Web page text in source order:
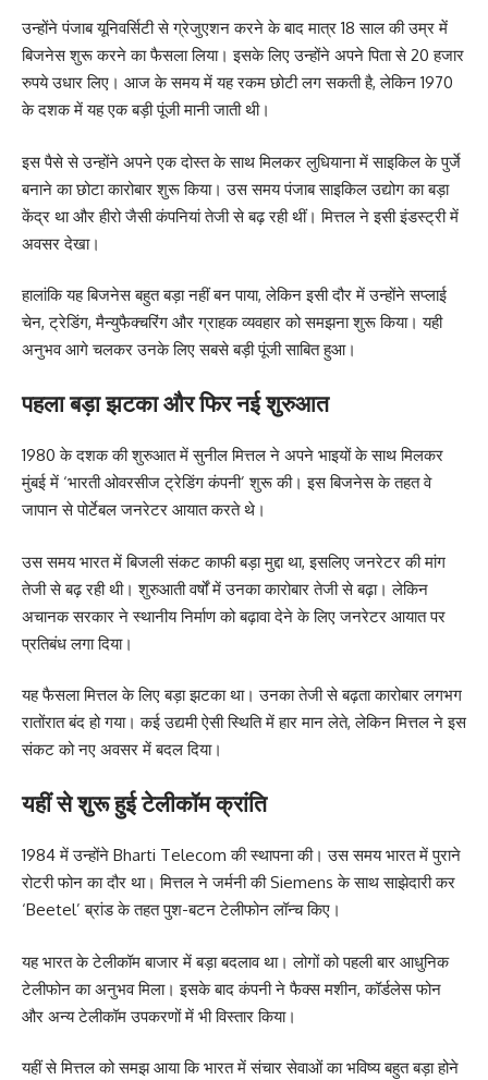
उन्होंने पंजाब यूनिवर्सिटी से ग्रेजुएशन करने के बाद मात्र 18 साल की उम्र में
बिजनेस शुरू करने का फैसला लिया। इसके लिए उन्होंने अपने पिता से 20 हजार
रुपये उधार लिए। आज के समय में यह रकम छोटी लग सकती है, लेकिन 1970
के दशक में यह एक बड़ी पूंजी मानी जाती थी।
इस पैसे से उन्होंने अपने एक दोस्त के साथ मिलकर लुधियाना में साइकिल के पुर्जे
बनाने का छोटा कारोबार शुरू किया। उस समय पंजाब साइकिल उद्योग का बड़ा
केंद्र था और हीरो जैसी कंपनियां तेजी से बढ़ रही थीं। मित्तल ने इसी इंडस्ट्री में
अवसर देखा।
हालांकि यह बिजनेस बहुत बड़ा नहीं बन पाया, लेकिन इसी दौर में उन्होंने सप्लाई
चेन, ट्रेडिंग, मैन्युफैक्चरिंग और ग्राहक व्यवहार को समझना शुरू किया। यही
अनुभव आगे चलकर उनके लिए सबसे बड़ी पूंजी साबित हुआ।
पहला बड़ा झटका और फिर नई शुरुआत
1980 के दशक की शुरुआत में सुनील मित्तल ने अपने भाइयों के साथ मिलकर
मुंबई में ‘भारती ओवरसीज ट्रेडिंग कंपनी’ शुरू की। इस बिजनेस के तहत वे
जापान से पोर्टेबल जनरेटर आयात करते थे।
उस समय भारत में बिजली संकट काफी बड़ा मुद्दा था, इसलिए जनरेटर की मांग
तेजी से बढ़ रही थी। शुरुआती वर्षों में उनका कारोबार तेजी से बढ़ा। लेकिन
अचानक सरकार ने स्थानीय निर्माण को बढ़ावा देने के लिए जनरेटर आयात पर
प्रतिबंध लगा दिया।
यह फैसला मित्तल के लिए बड़ा झटका था। उनका तेजी से बढ़ता कारोबार लगभग
रातोंरात बंद हो गया। कई उद्यमी ऐसी स्थिति में हार मान लेते, लेकिन मित्तल ने इस
संकट को नए अवसर में बदल दिया।
यहीं से शुरू हुई टेलीकॉम क्रांति
1984 में उन्होंने Bharti Telecom की स्थापना की। उस समय भारत में पुराने
रोटरी फोन का दौर था। मित्तल ने जर्मनी की Siemens के साथ साझेदारी कर
‘Beetel’ ब्रांड के तहत पुश-बटन टेलीफोन लॉन्च किए।
यह भारत के टेलीकॉम बाजार में बड़ा बदलाव था। लोगों को पहली बार आधुनिक
टेलीफोन का अनुभव मिला। इसके बाद कंपनी ने फैक्स मशीन, कॉर्डलेस फोन
और अन्य टेलीकॉम उपकरणों में भी विस्तार किया।
यहीं से मित्तल को समझ आया कि भारत में संचार सेवाओं का भविष्य बहुत बड़ा होने